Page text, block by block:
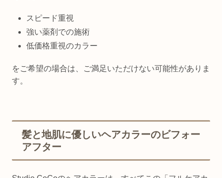
スピード重視
強い薬剤での施術
低価格重視のカラー
をご希望の場合は、ご満足いただけない可能性がありま
す。
髪と地肌に優しいヘアカラーのビフォー
アフター